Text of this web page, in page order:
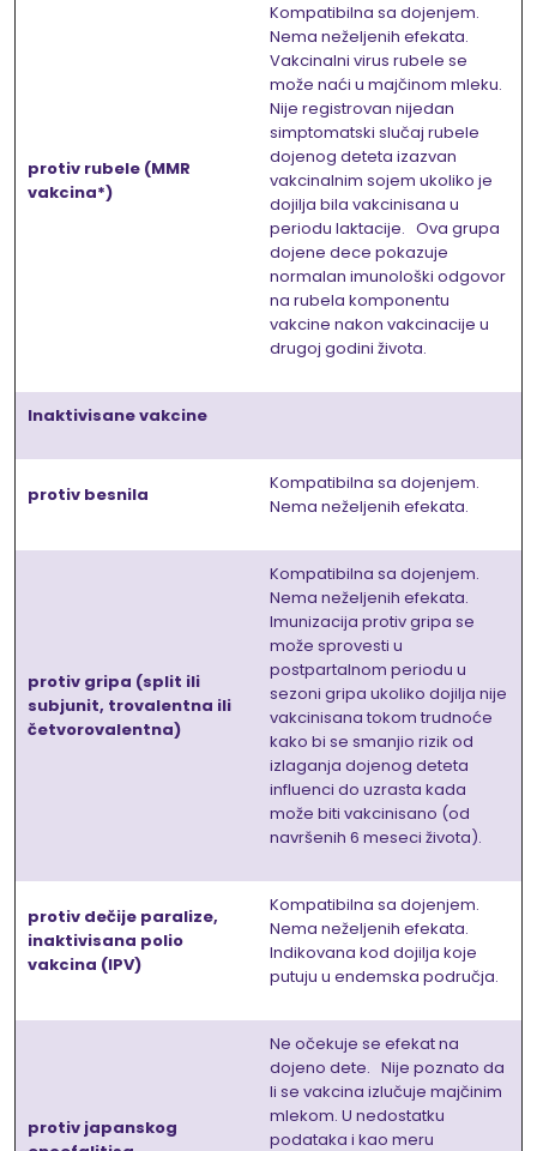
protiv rubele (MMR
vakcina*)
Kompatibilna sa dojenjem.
Nema neželjenih efekata.
Vakcinalni virus rubele se
može naći u majčinom mleku.
Nije registrovan nijedan
simptomatski slučaj rubele
dojenog deteta izazvan
vakcinalnim sojem ukoliko je
dojilja bila vakcinisana u
periodu laktacije. Ova grupa
dojene dece pokazuje
normalan imunološki odgovor
na rubela komponentu
vakcine nakon vakcinacije u
drugoj godini života.
Inaktivisane vakcine
protiv besnila
Kompatibilna sa dojenjem.
Nema neželjenih efekata.
protiv gripa (split ili
subjunit, trovalentna ili
četvorovalentna)
Kompatibilna sa dojenjem.
Nema neželjenih efekata.
Imunizacija protiv gripa se
može sprovesti u
postpartalnom periodu u
sezoni gripa ukoliko dojilja nije
vakcinisana tokom trudnoće
kako bi se smanjio rizik od
izlaganja dojenog deteta
influenci do uzrasta kada
može biti vakcinisano (od
navršenih 6 meseci života).
protiv dečije paralize,
inaktivisana polio
vakcina (IPV)
Kompatibilna sa dojenjem.
Nema neželjenih efekata.
Indikovana kod dojilja koje
putuju u endemska područja.
protiv japanskog
Ne očekuje se efekat na
dojeno dete. Nije poznato da
li se vakcina izlučuje majčinim
mlekom. U nedostatku
podataka i kao meru